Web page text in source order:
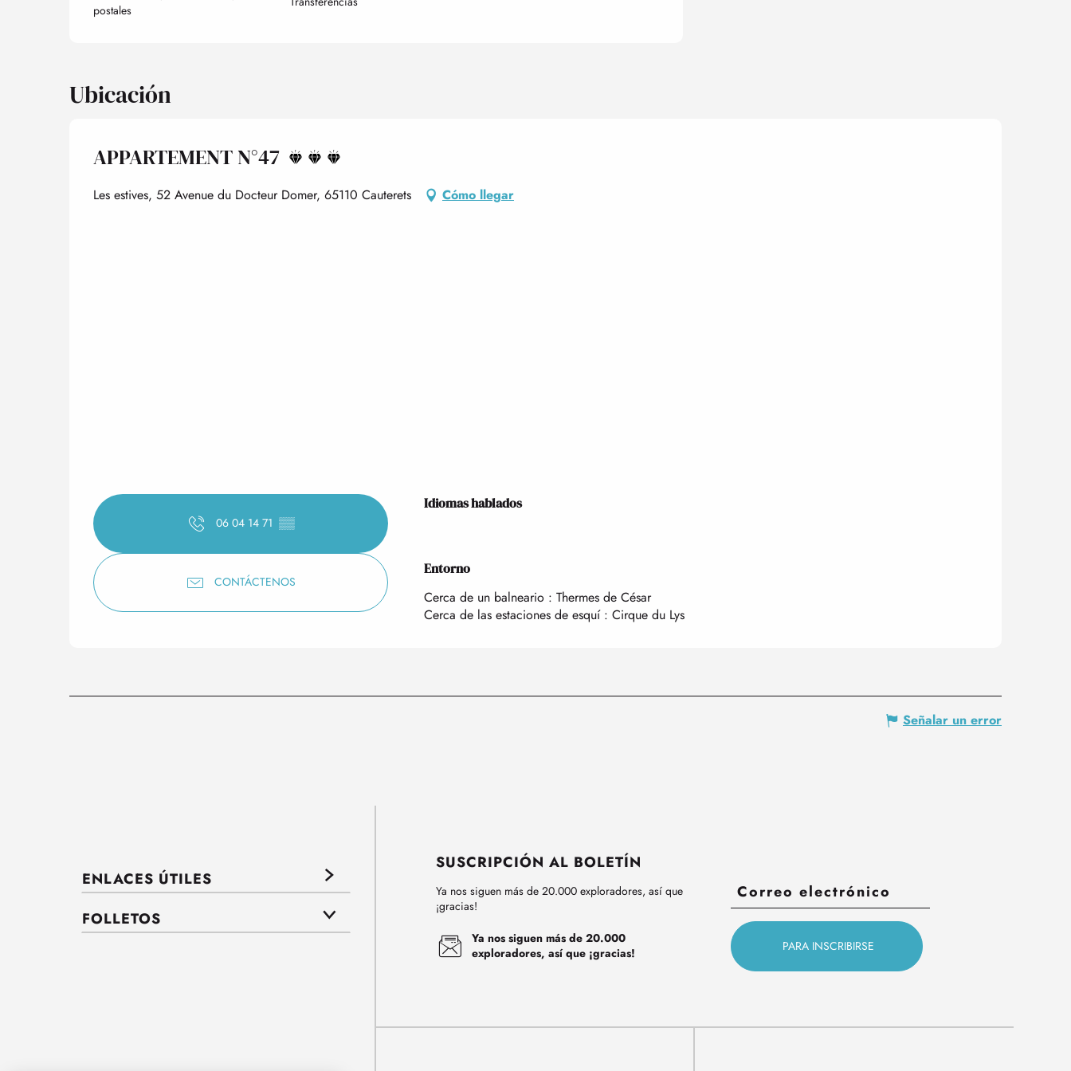
postales
Ubicación
APPARTEMENT N°47
Les estives, 52 Avenue du Docteur Domer, 65110 Cauterets Cómo llegar
06 04 14 71 ▒▒
CONTÁCTENOS
Idiomas hablados
Idiomas hablados
Entorno
Entorno
Cerca de un balneario : Thermes de César
Cerca de las estaciones de esquí : Cirque du Lys
Señalar un error
ENLACES ÚTILES
FOLLETOS
SUSCRIPCIÓN AL BOLETÍN
Ya nos siguen más de 20.000 exploradores, así que
¡gracias!
Ya nos siguen más de 20.000
exploradores, así que ¡gracias!